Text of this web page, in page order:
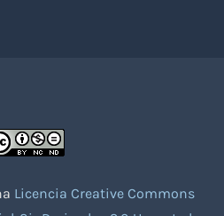
Licencia Creative Commons